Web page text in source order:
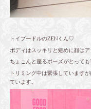
トイプードルのZENくん♡
ボディはスッキリと短めに顔は
ちょこんと座るポーズがとっても
トリミング中は緊張しています
ています。